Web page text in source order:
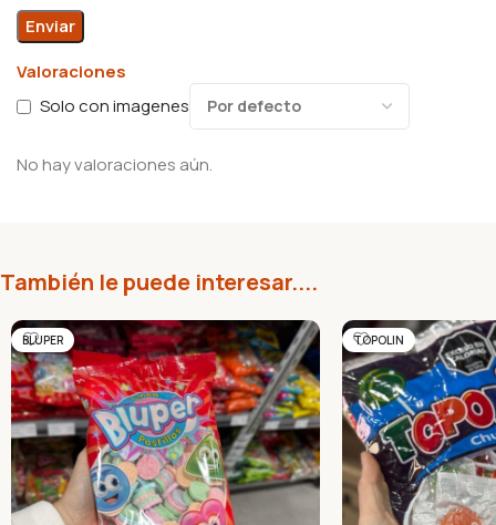
Valoraciones
Solo con imagenes
No hay valoraciones aún.
También le puede interesar....
BLUPER TOPOLIN